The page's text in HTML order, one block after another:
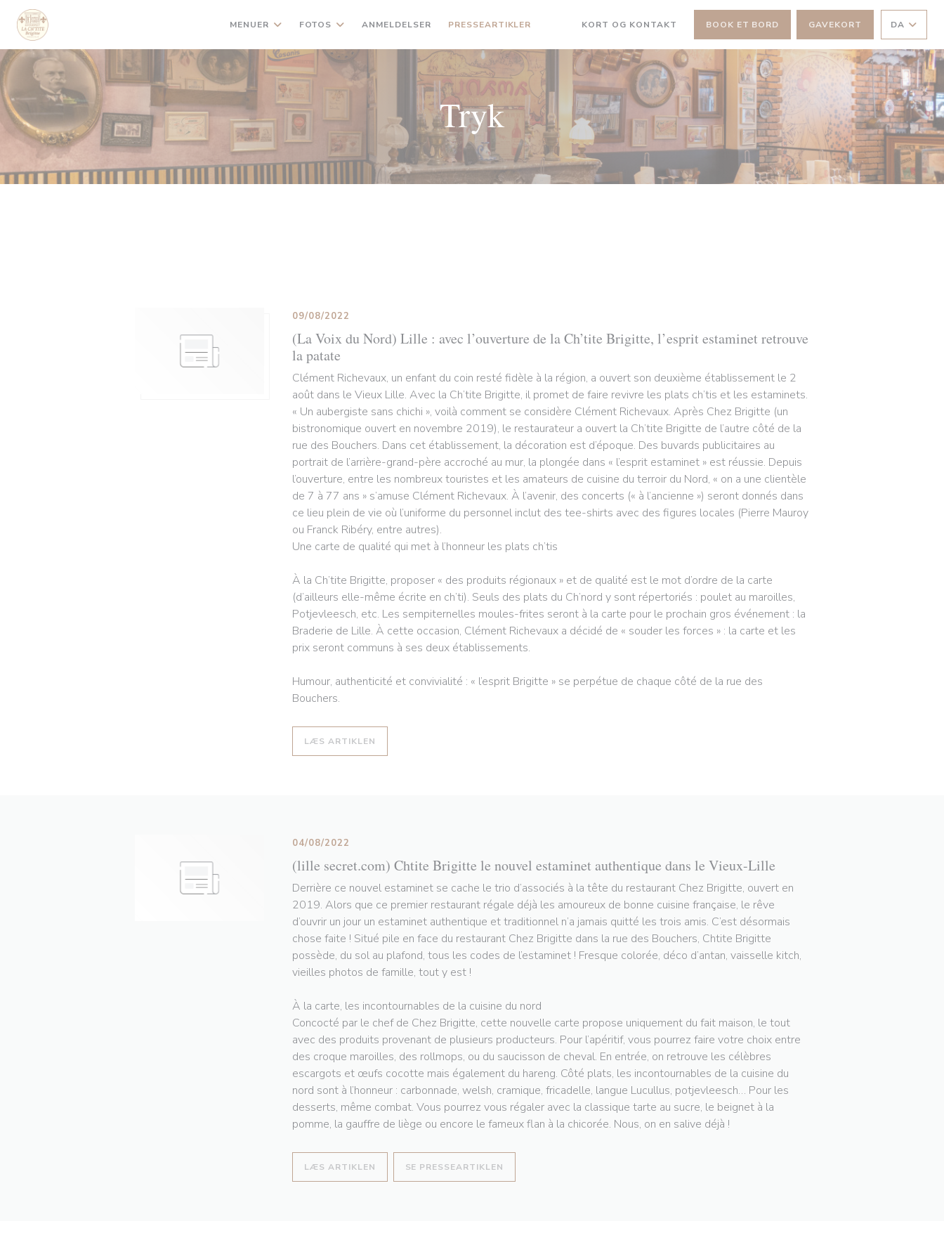
CCookie-styringspanel
MENUER FOTOS ANMELDELSER PRESSEARTIKLER KORT OG KONTAKT BOOK ET BORD GAVEKORT DA
Tryk
(La Voix du Nord) Lille : avec l’ouverture de la Ch’tite Brigitte, l’esprit estaminet retrouve
la patate
09/08/2022
Clément Richevaux, un enfant du coin resté fidèle à la région, a ouvert son deuxième établissement le 2
août dans le Vieux Lille. Avec la Ch’tite Brigitte, il promet de faire revivre les plats ch’tis et les estaminets.
« Un aubergiste sans chichi », voilà comment se considère Clément Richevaux. Après Chez Brigitte (un
bistronomique ouvert en novembre 2019), le restaurateur a ouvert la Ch’tite Brigitte de l’autre côté de la
rue des Bouchers. Dans cet établissement, la décoration est d’époque. Des buvards publicitaires au
portrait de l’arrière-grand-père accroché au mur, la plongée dans « l’esprit estaminet » est réussie. Depuis
l’ouverture, entre les nombreux touristes et les amateurs de cuisine du terroir du Nord, « on a une clientèle
de 7 à 77 ans » s’amuse Clément Richevaux. À l’avenir, des concerts (« à l’ancienne ») seront donnés dans
ce lieu plein de vie où l’uniforme du personnel inclut des tee-shirts avec des figures locales (Pierre Mauroy
ou Franck Ribéry, entre autres).
Une carte de qualité qui met à l’honneur les plats ch’tis
À la Ch’tite Brigitte, proposer « des produits régionaux » et de qualité est le mot d’ordre de la carte
(d’ailleurs elle-même écrite en ch’ti). Seuls des plats du Ch’nord y sont répertoriés : poulet au maroilles,
Potjevleesch, etc. Les sempiternelles moules-frites seront à la carte pour le prochain gros événement : la
Braderie de Lille. À cette occasion, Clément Richevaux a décidé de « souder les forces » : la carte et les
prix seront communs à ses deux établissements.
Humour, authenticité et convivialité : « l’esprit Brigitte » se perpétue de chaque côté de la rue des
Bouchers.
LÆS ARTIKLEN
(lille secret.com) Chtite Brigitte le nouvel estaminet authentique dans le Vieux-Lille
04/08/2022
Derrière ce nouvel estaminet se cache le trio d’associés à la tête du restaurant Chez Brigitte, ouvert en
2019. Alors que ce premier restaurant régale déjà les amoureux de bonne cuisine française, le rêve
d’ouvrir un jour un estaminet authentique et traditionnel n’a jamais quitté les trois amis. C’est désormais
chose faite ! Situé pile en face du restaurant Chez Brigitte dans la rue des Bouchers, Chtite Brigitte
possède, du sol au plafond, tous les codes de l’estaminet ! Fresque colorée, déco d’antan, vaisselle kitch,
vieilles photos de famille, tout y est !
À la carte, les incontournables de la cuisine du nord
Concocté par le chef de Chez Brigitte, cette nouvelle carte propose uniquement du fait maison, le tout
avec des produits provenant de plusieurs producteurs. Pour l’apéritif, vous pourrez faire votre choix entre
des croque maroilles, des rollmops, ou du saucisson de cheval. En entrée, on retrouve les célèbres
escargots et œufs cocotte mais également du hareng. Côté plats, les incontournables de la cuisine du
nord sont à l’honneur : carbonnade, welsh, cramique, fricadelle, langue Lucullus, potjevleesch… Pour les
desserts, même combat. Vous pourrez vous régaler avec la classique tarte au sucre, le beignet à la
pomme, la gauffre de liège ou encore le fameux flan à la chicorée. Nous, on en salive déjà !
LÆS ARTIKLEN ((ÅBNER I ET NYT VINDUE))
SE PRESSEARTIKLEN